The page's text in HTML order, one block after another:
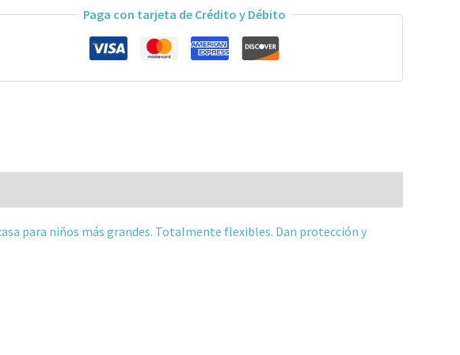
Paga con tarjeta de Crédito y Débito
para niños más grandes. Totalmente flexibles. Dan protección y